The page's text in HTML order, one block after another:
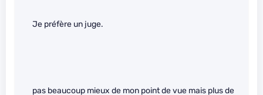
Je préfère un juge.
pas beaucoup mieux de mon point de vue mais plus de